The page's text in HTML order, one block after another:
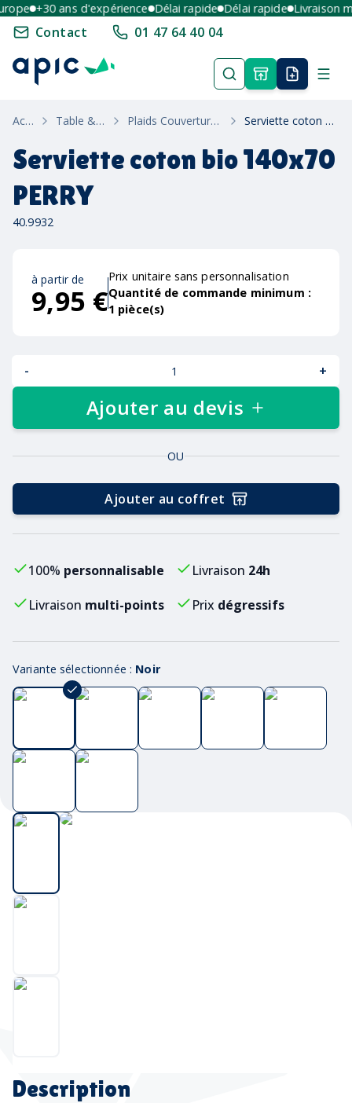
+30 ans d'expérience Délai rapide Délai rapide Livraison
Contact 01 47 64 40 04
Accueil Table & Maison Plaids Couvertures & Linge De Bain Serviette coton bio 140x70 PERRY
Description
Serviette coton bio 140x70
PERRY
40.9932
à partir de
9,95 €
Prix unitaire sans personnalisation
Quantité de commande minimum :
1 pièce(s)
- +
Ajouter au devis
OU
Ajouter au coffret
100% personnalisable Livraison 24h
Livraison multi-points Prix dégressifs
Variante sélectionnée : Noir